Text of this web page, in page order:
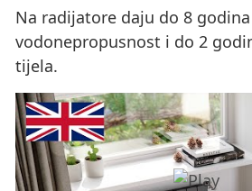
Na radijatore daju do 8
vodonepropusnost i do 2
tijela.